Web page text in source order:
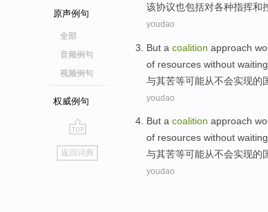
原声例句
全部
音频例句
视频例句
权威例句
go
top
返回词典
该协议也包括对各种指挥和
youdao
But a coalition approach
of resources without
与其苦等可能从不会实现的
youdao
But a coalition approach
of resources without
与其苦等可能从不会实现的
youdao